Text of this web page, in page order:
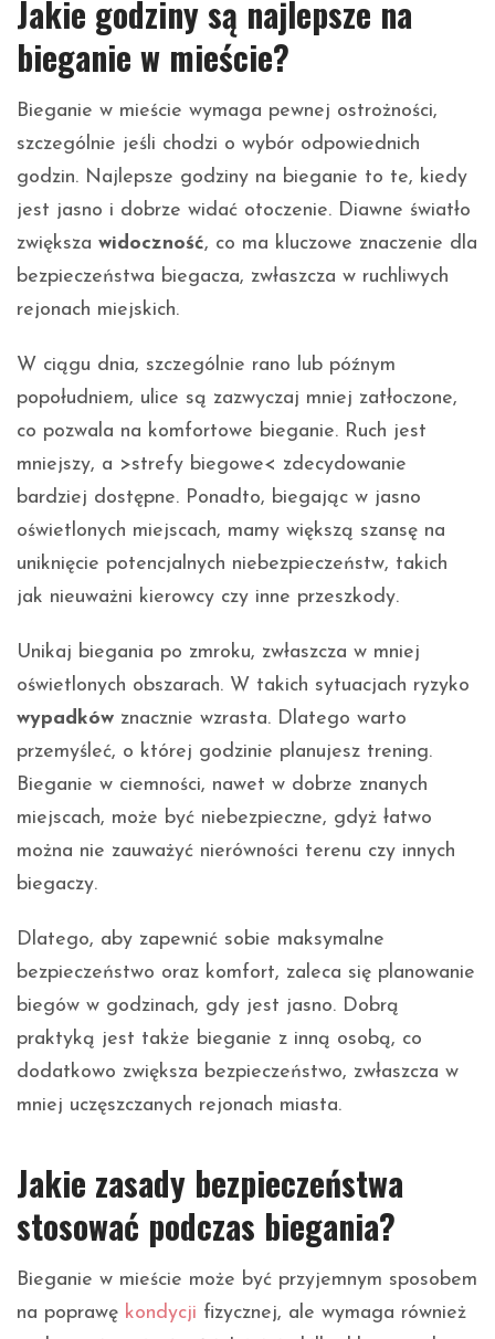
Jakie godziny są najlepsze na
bieganie w mieście?
Bieganie w mieście wymaga pewnej ostrożności,
szczególnie jeśli chodzi o wybór odpowiednich
godzin. Najlepsze godziny na bieganie to te, kiedy
jest jasno i dobrze widać otoczenie. Diawne światło
zwiększa widoczność, co ma kluczowe znaczenie dla
bezpieczeństwa biegacza, zwłaszcza w ruchliwych
rejonach miejskich.
W ciągu dnia, szczególnie rano lub późnym
popołudniem, ulice są zazwyczaj mniej zatłoczone,
co pozwala na komfortowe bieganie. Ruch jest
mniejszy, a >strefy biegowe< zdecydowanie
bardziej dostępne. Ponadto, biegając w jasno
oświetlonych miejscach, mamy większą szansę na
uniknięcie potencjalnych niebezpieczeństw, takich
jak nieuważni kierowcy czy inne przeszkody.
Unikaj biegania po zmroku, zwłaszcza w mniej
oświetlonych obszarach. W takich sytuacjach ryzyko
wypadków znacznie wzrasta. Dlatego warto
przemyśleć, o której godzinie planujesz trening.
Bieganie w ciemności, nawet w dobrze znanych
miejscach, może być niebezpieczne, gdyż łatwo
można nie zauważyć nierówności terenu czy innych
biegaczy.
Dlatego, aby zapewnić sobie maksymalne
bezpieczeństwo oraz komfort, zaleca się planowanie
biegów w godzinach, gdy jest jasno. Dobrą
praktyką jest także bieganie z inną osobą, co
dodatkowo zwiększa bezpieczeństwo, zwłaszcza w
mniej uczęszczanych rejonach miasta.
Jakie zasady bezpieczeństwa
stosować podczas biegania?
Bieganie w mieście może być przyjemnym sposobem
na poprawę kondycji fizycznej, ale wymaga również